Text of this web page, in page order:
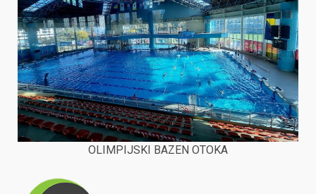
OLIMPIJSKI BAZEN OTOKA